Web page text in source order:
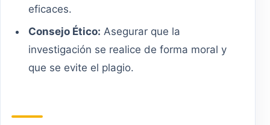
eficaces.
Consejo Ético: Asegurar que la
investigación se realice de forma moral y
que se evite el plagio.